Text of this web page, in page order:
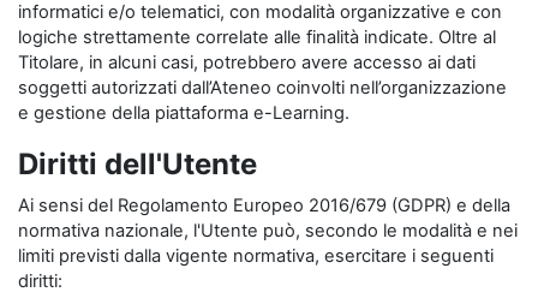
informatici e/o telematici, con modalità organizzative e con
logiche strettamente correlate alle finalità indicate. Oltre al
Titolare, in alcuni casi, potrebbero avere accesso ai dati
soggetti autorizzati dall’Ateneo coinvolti nell’organizzazione
e gestione della piattaforma e-Learning.
Diritti dell'Utente
Ai sensi del Regolamento Europeo 2016/679 (GDPR) e della
normativa nazionale, l'Utente può, secondo le modalità e nei
limiti previsti dalla vigente normativa, esercitare i seguenti
diritti: